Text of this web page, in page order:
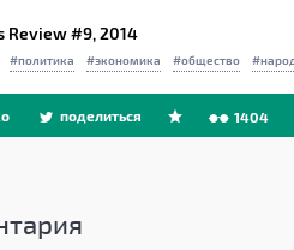
Review #9, 2014
политика экономика общество
поделиться 1404